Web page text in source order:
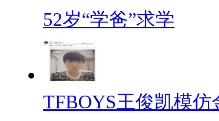
52岁“学爸”求学
TFBOYS王俊凯模仿